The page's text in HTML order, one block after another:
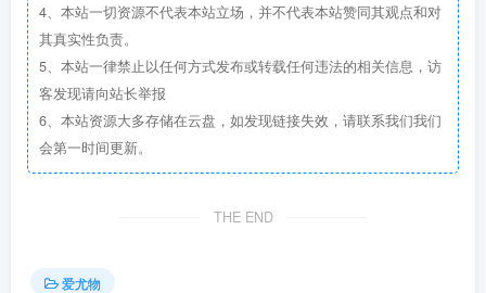
4、本站一切资源不代表本站立场，并不代表本站赞同其观点和对
其真实性负责。
5、本站一律禁止以任何方式发布或转载任何违法的相关信息，访
客发现请向站长举报
6、本站资源大多存储在云盘，如发现链接失效，请联系我们我们
会第一时间更新。
THE END
爱尤物